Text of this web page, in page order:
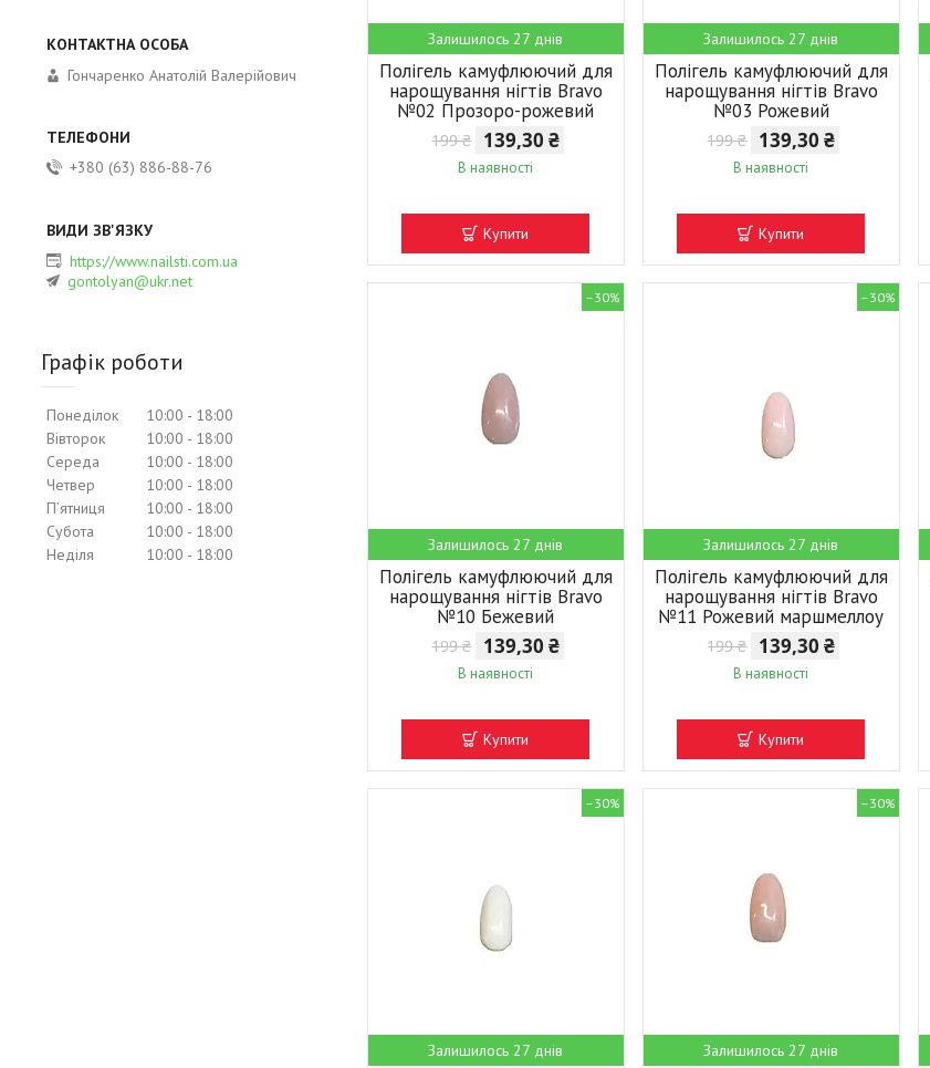
Залишилось 27 днів
Полігель камуфлюючий для
нарощування нігтів Bravo
№02 Прозоро-рожевий
199 ₴ 139,30 ₴
В наявності
Купити
Залишилось 27 днів
Полігель камуфлюючий для
нарощування нігтів Bravo
№03 Рожевий
199 ₴ 139,30 ₴
В наявності
Купити
–30%
Залишилось 27 днів
Полігель камуфлюючий для
нарощування нігтів Bravo
№10 Бежевий
199 ₴ 139,30 ₴
В наявності
Купити
–30%
Залишилось 27 днів
Полігель камуфлюючий для
нарощування нігтів Bravo
№11 Рожевий маршмеллоу
199 ₴ 139,30 ₴
В наявності
Купити
–30%
Залишилось 27 днів
–30%
Залишилось 27 днів
Гончаренко Анатолій Валерійович
+380 (63) 886-88-76
https://www.nailsti.com.ua
gontolyan@ukr.net
Графік роботи
Понеділок 10:00
18:00
Вівторок
10:00
18:00
Середа
10:00
18:00
Четвер
10:00
18:00
Пʼятниця
10:00
18:00
Субота
10:00
18:00
Неділя
10:00 18:00